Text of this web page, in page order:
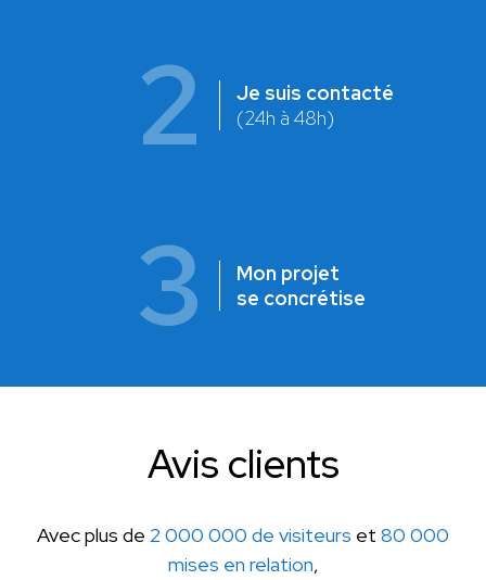
2
Je suis contacté
(24h à 48h)
3
Mon projet
se concrétise
Avis clients
Avec plus de 2 000 000 de visiteurs et 80 000
mises en relation,